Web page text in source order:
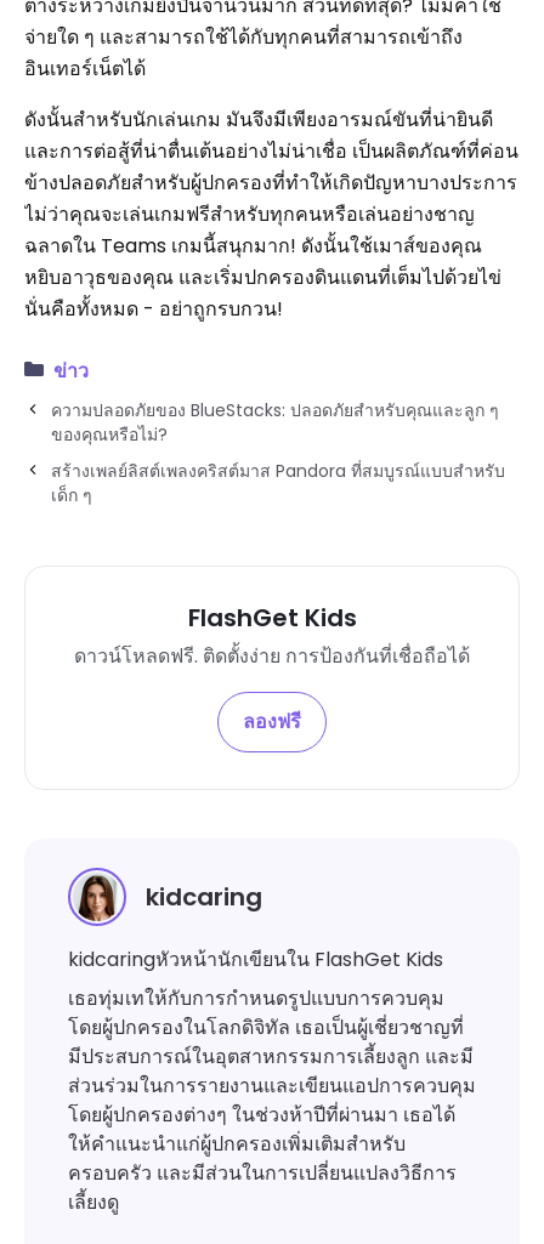
จ่ายใด ๆ และสามารถใช้ได้กับทุกคนที่สามารถเข้าถึง
อินเทอร์เน็ตได้
ดังนั้นสำหรับนักเล่นเกม มันจึงมีเพียงอารมณ์ขันที่น่ายินดี
และการต่อสู้ที่น่าตื่นเต้นอย่างไม่น่าเชื่อ เป็นผลิตภัณฑ์ที่ค่อน
ข้างปลอดภัยสำหรับผู้ปกครองที่ทำให้เกิดปัญหาบางประการ
ไม่ว่าคุณจะเล่นเกมฟรีสำหรับทุกคนหรือเล่นอย่างชาญ
ฉลาดใน Teams เกมนี้สนุกมาก! ดังนั้นใช้เมาส์ของคุณ
หยิบอาวุธของคุณ และเริ่มปกครองดินแดนที่เต็มไปด้วยไข่
นั่นคือทั้งหมด - อย่าถูกรบกวน!
ข่าว
ความปลอดภัยของ BlueStacks: ปลอดภัยสำหรับคุณและลูก ๆ
ของคุณหรือไม่?
สร้างเพลย์ลิสต์เพลงคริสต์มาส Pandora ที่สมบูรณ์แบบสำหรับ
เด็ก ๆ
FlashGet Kids
ดาวน์โหลดฟรี. ติดตั้งง่าย การป้องกันที่เชื่อถือได้
ลองฟรี
kidcaring
kidcaringหัวหน้านักเขียนใน FlashGet Kids
เธอทุ่มเทให้กับการกำหนดรูปแบบการควบคุม
โดยผู้ปกครองในโลกดิจิทัล เธอเป็นผู้เชี่ยวชาญที่
มีประสบการณ์ในอุตสาหกรรมการเลี้ยงลูก และมี
ส่วนร่วมในการรายงานและเขียนแอปการควบคุม
โดยผู้ปกครองต่างๆ ในช่วงห้าปีที่ผ่านมา เธอได้
ให้คำแนะนำแก่ผู้ปกครองเพิ่มเติมสำหรับ
ครอบครัว และมีส่วนในการเปลี่ยนแปลงวิธีการ
เลี้ยงดู